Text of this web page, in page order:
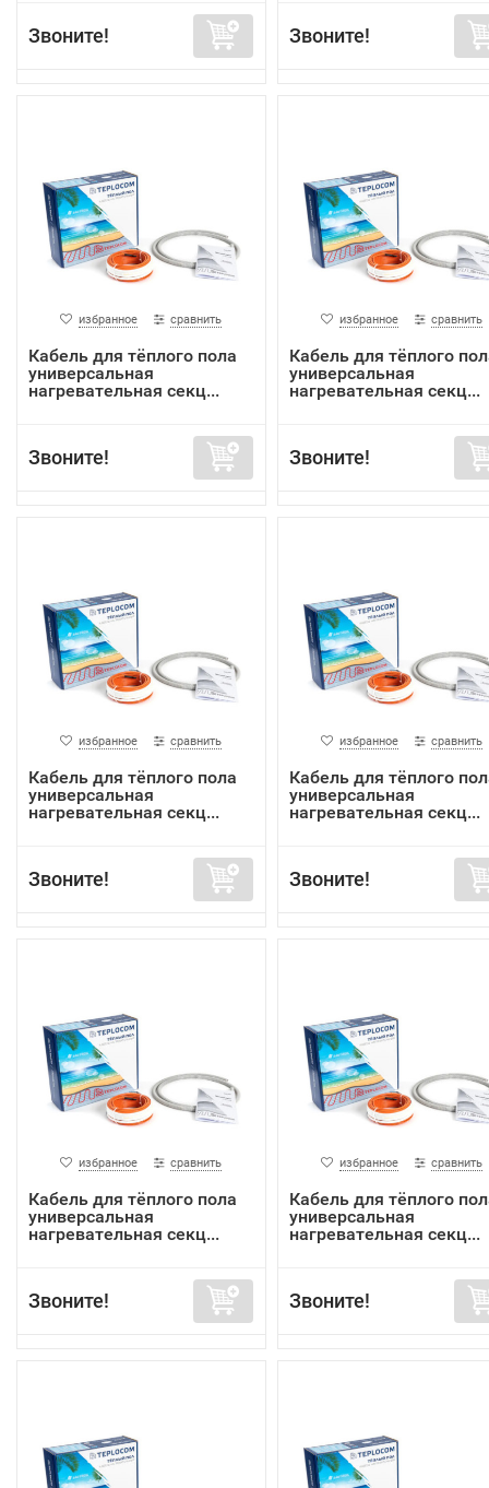
Звоните! Звоните!
избранное сравнить
Кабель для тёплого пола
универсальная
нагревательная секц...
Звоните!
избранное сравнить
Кабель для тёплого
универсальная
нагревательная секц...
Звоните!
избранное сравнить
Кабель для тёплого пола
универсальная
нагревательная секц...
Звоните!
избранное сравнить
Кабель для тёплого
универсальная
нагревательная секц...
Звоните!
избранное сравнить
Кабель для тёплого пола
универсальная
нагревательная секц...
Звоните!
избранное сравнить
Кабель для тёплого
универсальная
нагревательная секц...
Звоните!